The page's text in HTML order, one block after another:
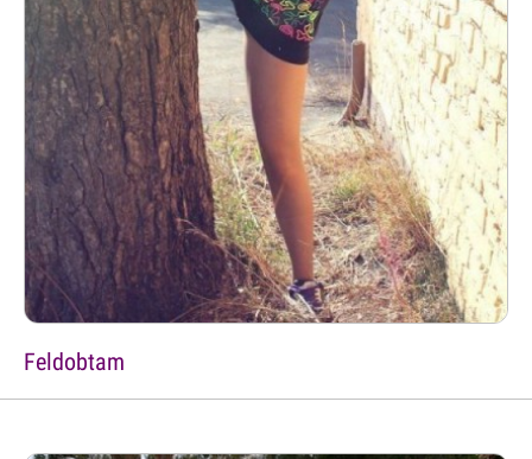
Feldobtam